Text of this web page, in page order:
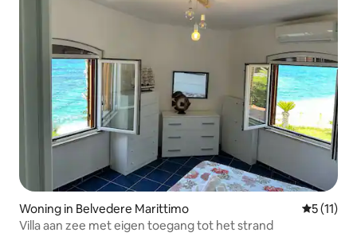
Woning in Belvedere Marittimo
5 (11)
Villa aan zee met eigen toegang tot het strand